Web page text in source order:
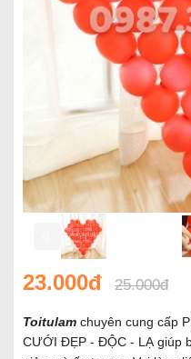
23.000đ 25.000đ
Toitulam chuyên cung cấp
CƯỚI ĐẸP - ĐỘC - LẠ giúp